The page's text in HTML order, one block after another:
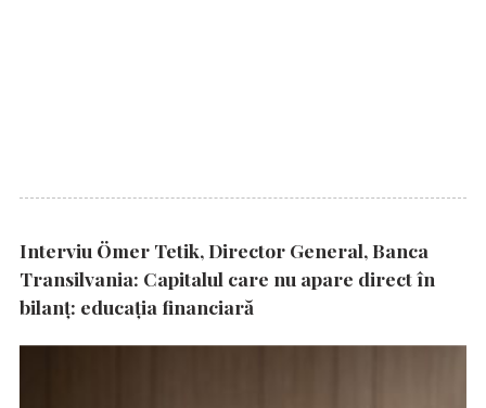
Interviu Ömer Tetik, Director General, Banca
Transilvania: Capitalul care nu apare direct în
bilanț: educația financiară